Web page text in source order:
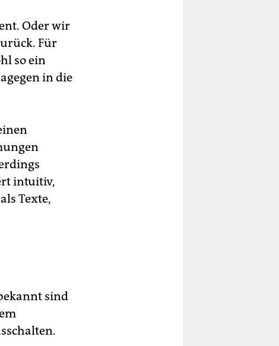
Oder wir
Für
so ein
in die
intuitiv,
Texte,
sind